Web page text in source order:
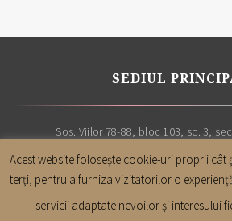
SEDIUL
Sos. Viilor 78-88, bloc 103, sc. 3,
Cabinet avocatura Leon & Asociatii
Acest website foloseşte cookie-uri proprii cât
terţi, pentru a furniza vizitatorilor o
servicii adaptate nevoilor şi interesului